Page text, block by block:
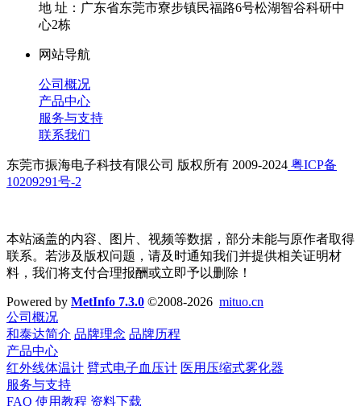
地 址：广东省东莞市寮步镇民福路6号松湖智谷科研中
心2栋
网站导航
公司概况
产品中心
服务与支持
联系我们
东莞市振海电子科技有限公司 版权所有 2009-2024 粤ICP备
10209291号-2
本站涵盖的内容、图片、视频等数据，部分未能与原作者取得
联系。若涉及版权问题，请及时通知我们并提供相关证明材
料，我们将支付合理报酬或立即予以删除！
Powered by MetInfo 7.3.0 ©2008-2026 mituo.cn
公司概况
和泰达简介 品牌理念 品牌历程
产品中心
红外线体温计 臂式电子血压计 医用压缩式雾化器
服务与支持
FAQ 使用教程 资料下载